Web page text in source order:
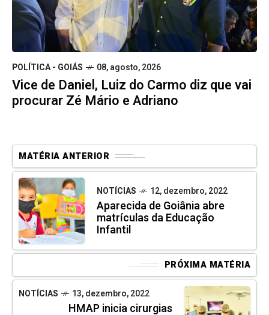
POLÍTICA - GOIÁS 08, agosto, 2026
Vice de Daniel, Luiz do Carmo diz que vai
procurar Zé Mário e Adriano
MATÉRIA ANTERIOR
NOTÍCIAS 12, dezembro, 2022
Aparecida de Goiânia abre
matrículas da Educação
Infantil
PRÓXIMA MATÉRIA
NOTÍCIAS 13, dezembro, 2022
HMAP inicia cirurgias